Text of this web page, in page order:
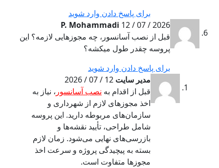
برای پاسخ دادن وارد شوید
P. Mohammadi 12 / 07 / 2026
قبل از نصب آسانسور، چه مجوزهایی لازمه؟ این
پروسه چقدر طول میکشه؟
برای پاسخ دادن وارد شوید
مدیر سایت 12 / 07 / 2026
قبل از اقدام به نصب آسانسور ، نیاز به
اخذ مجوزهای لازم از شهرداری و
سازمان‌های مربوطه دارید. این پروسه
شامل طراحی، تأیید نقشه‌ها و
بازرسی‌های نهایی می‌شود. زمان لازم
بسته به پیچیدگی پروژه و سرعت اخذ
مجوزها متفاوت است.